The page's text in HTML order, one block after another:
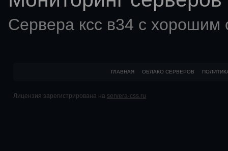
Сервера ксс в34 с хорошим
ГЛАВНАЯ ОБЛАКО СЕРВЕРОВ
Лицензия зарегистрирована на servera-css.ru